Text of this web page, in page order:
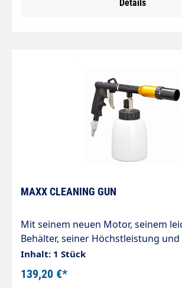
Details
MAXX CLEANING GUN
Mit seinem neuen Motor, seinem
Behälter, seiner Höchstleistung und
Druckluftregler ist der Maxx eine
Alternative. Abmessungen:
Pistole : 32 cmGesamthöhe : 23
Inhalt: 1 Stück
139,20 €*